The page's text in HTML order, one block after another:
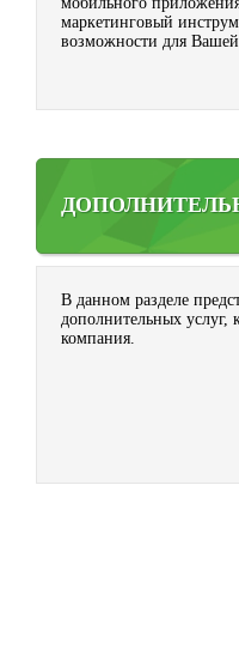
маркетинговый
возможности для
В данном разделе
дополнительных услуг,
компания.